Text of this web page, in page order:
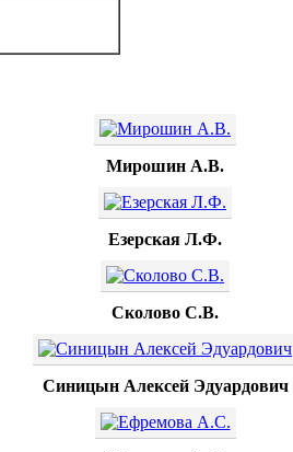
Мирошин А.В.
Езерская Л.Ф.
Сколово С.В.
Синицын Алексей Эдуардович